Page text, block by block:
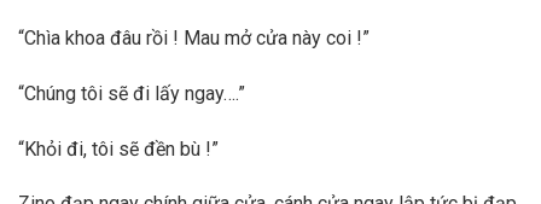
“Chìa khoa đâu rồi ! Mau mở cửa này coi !”
“Chúng tôi sẽ đi lấy ngay….”
“Khỏi đi, tôi sẽ đền bù !”